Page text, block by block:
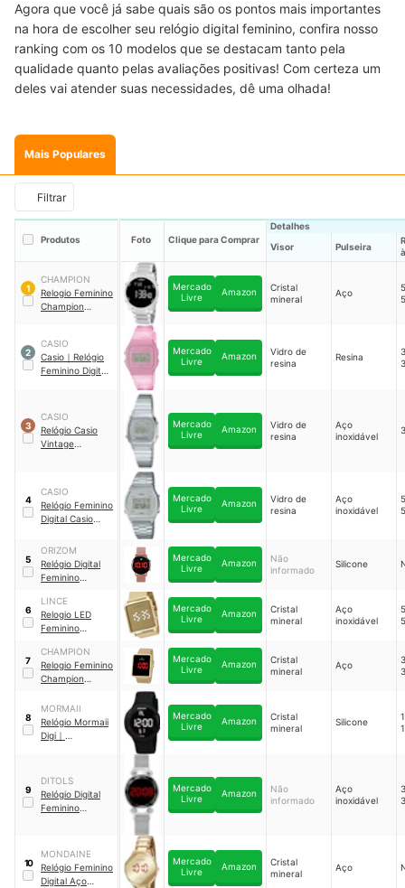
Agora que você já sabe quais são os pontos mais importantes
na hora de escolher seu relógio digital feminino, confira nosso
ranking com os 10 modelos que se destacam tanto pela
qualidade quanto pelas avaliações positivas! Com certeza um
deles vai atender suas necessidades, dê uma olhada!
Mais Populares
Filtrar
Produtos Foto Clique para Comprar
Detalhes
Visor
Pulseira
1
CHAMPION
Relogio Feminino
Champion
Mercado
Livre
Amazon
Cristal
mineral
Aço
2
CASIO
Casio ｜ Relógio
Feminino Digital
Mercado
Livre
Amazon
Vidro de
resina
Resina
3
CASIO
Relógio Casio
Vintage
Mercado
Livre
Amazon
Vidro de
resina
Aço
inoxidável
4
CASIO
Relógio Feminino
Digital Casio
B640WDG-7DF
Mercado
Livre
Amazon
Vidro de
resina
Aço
inoxidável
5
ORIZOM
Relógio Digital
Feminino
Mercado
Livre
Amazon
Não
informado
Silicone
6
LINCE
Relogio LED
Feminino
MDG4619L｜
MDG4619L
Mercado
Livre
Amazon
Cristal
mineral
Aço
inoxidável
7
CHAMPION
Relogio Feminino
Champion
CH40080V
Mercado
Livre
Amazon
Cristal
mineral
Aço
8
MORMAII
Relógio Mormaii
Digi ｜
Mercado
Livre
Amazon
Cristal
mineral
Silicone
9
DITOLS
Relógio Digital
Feminino
Mercado
Livre
Amazon
Não
informado
Aço
inoxidável
10
MONDAINE
Relógio Feminino
Digital Aço
Mercado
Livre
Amazon
Cristal
mineral
Aço